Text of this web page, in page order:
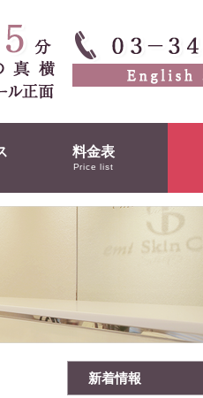
料金表
Price list
新着情報